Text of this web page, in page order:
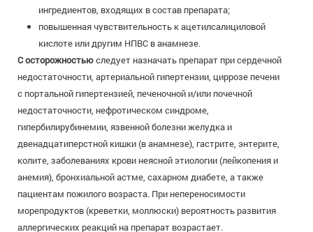
ингредиентов, входящих в состав препарата;
повышенная чувствительность к ацетилсалициловой
кислоте или другим НПВС в анамнезе.
С осторожностьюследует назначать препарат при сердечной
недостаточности, артериальной гипертензии, циррозе печени
с портальной гипертензией, печеночной и/или почечной
недостаточности, нефротическом синдроме,
гипербилирубинемии, язвенной болезни желудка и
двенадцатиперстной кишки (в анамнезе), гастрите, энтерите,
колите, заболеваниях крови неясной этиологии (лейкопения и
анемия), бронхиальной астме, сахарном диабете, а также
пациентам пожилого возраста. При непереносимости
морепродуктов (креветки, моллюски) вероятность развития
аллергических реакций на препарат возрастает.